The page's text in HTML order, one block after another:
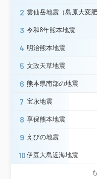
呉市焼山
呉市川尻
広島福富
江田島市
江田島
2 雲仙岳地震（島原大変肥
3 令和8年熊本地震
4 明治熊本地震
5 文政天草地震
6 熊本県南部の地震
7 宝永地震
8 享保熊本地震
9 えびの地震
10 伊豆大島近海地震